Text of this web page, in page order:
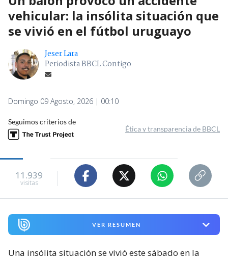
vehicular: la insólita situación que
se vivió en el fútbol uruguayo
Jeser Lara
Periodista BBCL Contigo
Domingo 09 Agosto, 2026 | 00:10
Seguimos criterios de
Ética y transparencia de BBCL
11.939
visitas
VER RESUMEN
Una insólita situación se vivió este sábado en la